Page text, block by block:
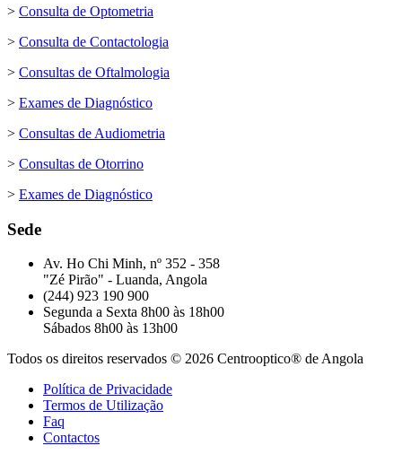
> Consulta de Optometria
> Consulta de Contactologia
> Consultas de Oftalmologia
> Exames de Diagnóstico
> Consultas de Audiometria
> Consultas de Otorrino
> Exames de Diagnóstico
Sede
Av. Ho Chi Minh, nº 352 - 358
"Zé Pirão" - Luanda, Angola
(244) 923 190 900
Segunda a Sexta 8h00 às 18h00
Sábados 8h00 às 13h00
Todos os direitos reservados © 2026 Centrooptico® de Angola
Política de Privacidade
Termos de Utilização
Faq
Contactos